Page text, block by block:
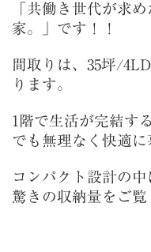
「共働き世代が求
家。」
です！！
間取りは、35坪/
ります。
1階で生活が完結す
でも無理なく快適に
コンパクト設計の
驚きの収納量をご覧